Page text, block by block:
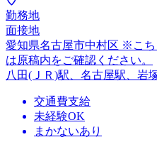
勤務地
面接地
愛知県名古屋市中村区 ※こ
は原稿内をご確認ください。
八田(ＪＲ)駅、名古屋駅、岩
交通費支給
未経験OK
まかないあり